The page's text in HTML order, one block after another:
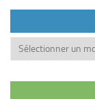
Archives